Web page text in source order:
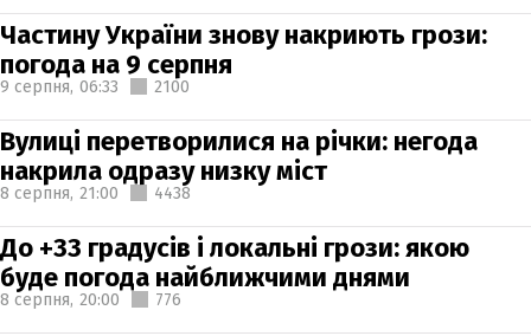
Частину України знову накриють грози:
погода на 9 серпня
9 серпня, 06:33 2100
Вулиці перетворилися на річки: негода
накрила одразу низку міст
8 серпня, 21:00 4438
До +33 градусів і локальні грози: якою
буде погода найближчими днями
8 серпня, 20:00 776